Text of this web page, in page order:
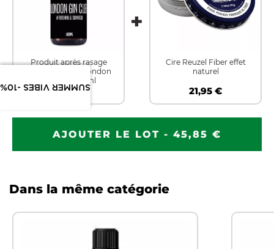
SUMMER VIBES -10%
Produit après rasage
Ariana & Evans London
Gin Club 100ml
23,90 €
Cire Reuzel Fiber effet
naturel
21,95 €
AJOUTER LE LOT - 45,85 €
Dans la même catégorie